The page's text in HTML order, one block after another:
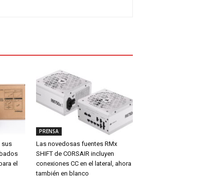
sus
el
PRENSA
Las novedosas fuentes RMx
SHIFT de CORSAIR incluyen
conexiones CC en el lateral, ahora
también en blanco